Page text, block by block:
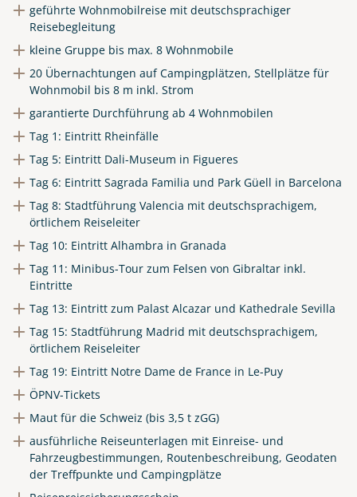
geführte Wohnmobilreise mit deutschsprachiger
Reisebegleitung
kleine Gruppe bis max. 8 Wohnmobile
20 Übernachtungen auf Campingplätzen, Stellplätze für
Wohnmobil bis 8 m inkl. Strom
garantierte Durchführung ab 4 Wohnmobilen
Tag 1: Eintritt Rheinfälle
Tag 5: Eintritt Dali-Museum in Figueres
Tag 6: Eintritt Sagrada Familia und Park Güell in Barcelona
Tag 8: Stadtführung Valencia mit deutschsprachigem,
örtlichem Reiseleiter
Tag 10: Eintritt Alhambra in Granada
Tag 11: Minibus-Tour zum Felsen von Gibraltar inkl.
Eintritte
Tag 13: Eintritt zum Palast Alcazar und Kathedrale Sevilla
Tag 15: Stadtführung Madrid mit deutschsprachigem,
örtlichem Reiseleiter
Tag 19: Eintritt Notre Dame de France in Le-Puy
ÖPNV-Tickets
Maut für die Schweiz (bis 3,5 t zGG)
ausführliche Reiseunterlagen mit Einreise- und
Fahrzeugbestimmungen, Routenbeschreibung, Geodaten
der Treffpunkte und Campingplätze